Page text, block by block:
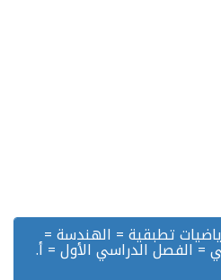
تطبقية = الهندسة =
= الفصل الدراسي الأول = أ.